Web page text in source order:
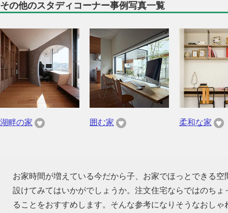
その他のスタディコーナー事例写真一覧
湖畔の家 囲む家 柔和な家
お家時間が増えている今だから子、お家でほっとできる
設けてみてはいかがでしょうか。注文住宅ならではのち
ることをおすすめします。そんな参考になりそうなおし